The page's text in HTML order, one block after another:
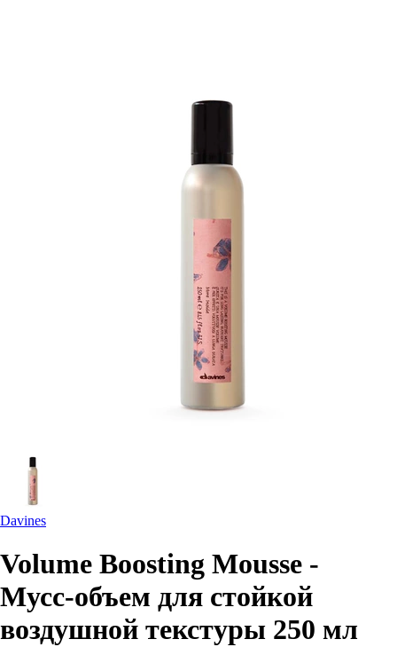
Davines
Volume Boosting Mousse -
Мусс-объем для стойкой
воздушной текстуры 250 мл